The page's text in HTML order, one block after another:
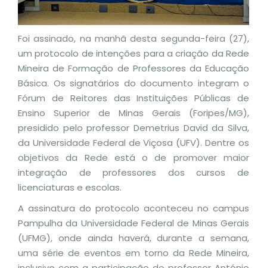
Foi assinado, na manhã desta segunda-feira (27),
um protocolo de intenções para a criação da Rede
Mineira de Formação de Professores da Educação
Básica. Os signatários do documento integram o
Fórum de Reitores das Instituições Públicas de
Ensino Superior de Minas Gerais (Foripes/MG),
presidido pelo professor Demetrius David da Silva,
da Universidade Federal de Viçosa (UFV). Dentre os
objetivos da Rede está o de promover maior
integração de professores dos cursos de
licenciaturas e escolas.
A assinatura do protocolo aconteceu no campus
Pampulha da Universidade Federal de Minas Gerais
(UFMG), onde ainda haverá, durante a semana,
uma série de eventos em torno da Rede Mineira,